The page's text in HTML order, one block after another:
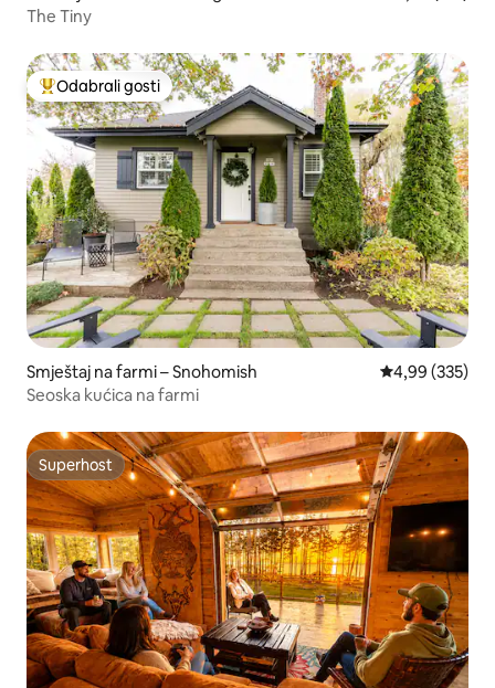
The Tiny
Među najviše rangiranima s oznakom „Odabrali gosti”
Odabrali gosti
Smještaj na farmi – Snohomish Prosječna
4,99 (335)
Seoska kućica na farmi
Superhost
Superhost